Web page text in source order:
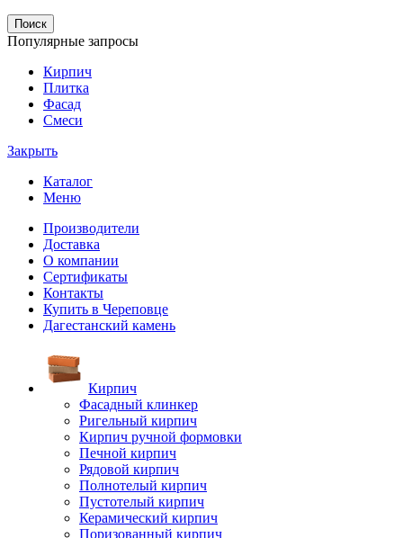
Поиск
Популярные запросы
Кирпич
Плитка
Фасад
Смеси
Закрыть
Каталог
Меню
Производители
Доставка
О компании
Сертификаты
Контакты
Купить в Череповце
Дагестанский камень
Кирпич
Фасадный клинкер
Ригельный кирпич
Кирпич ручной формовки
Печной кирпич
Рядовой кирпич
Полнотелый кирпич
Пустотелый кирпич
Керамический кирпич
Поризованный кирпич